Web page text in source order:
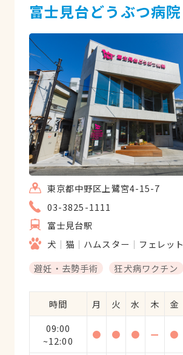
富士見台どうぶつ病院
東京都中野区上鷺宮4-15-7
03-3825-1111
富士見台駅
犬
猫 ハムスター フェレット
避妊・去勢手術 狂犬病ワクチン
時間 月 火 水 木 金
09:00
~12:00
● ● ● ー ●